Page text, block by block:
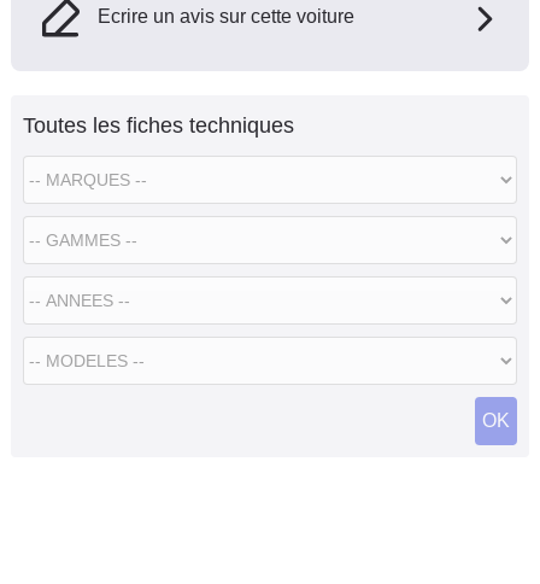
Ecrire un avis sur cette voiture
Toutes les fiches techniques